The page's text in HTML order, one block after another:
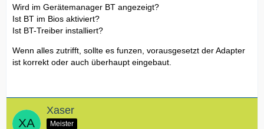
Wird im Gerätemanager BT angezeigt?
Ist BT im Bios aktiviert?
Ist BT-Treiber installiert?
Wenn alles zutrifft, sollte es funzen, vorausgesetzt der Adapter
ist korrekt oder auch überhaupt eingebaut.
Xaser
Meister